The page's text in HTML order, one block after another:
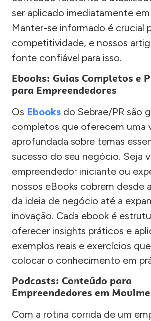
ser aplicado imediatamente em
Manter-se informado é crucial
competitividade, e nossos
fonte confiável para isso.
Ebooks: Guias Completos e
para Empreendedores
Os Ebooks do Sebrae/PR são
completos que oferecem uma
aprofundada sobre temas
sucesso do seu negócio. Seja
empreendedor iniciante ou
nossos eBooks cobrem desde
da ideia de negócio até a
inovação. Cada ebook é
oferecer insights práticos e
exemplos reais e exercícios
colocar o conhecimento em
Podcasts: Conteúdo para
Empreendedores em
Com a rotina corrida de um